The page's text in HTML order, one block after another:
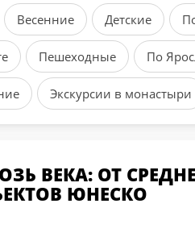
Весенние Детские
Пешеходные По
Экскурсии в монастыри
ВЕКА: ОТ
ЮНЕСКО